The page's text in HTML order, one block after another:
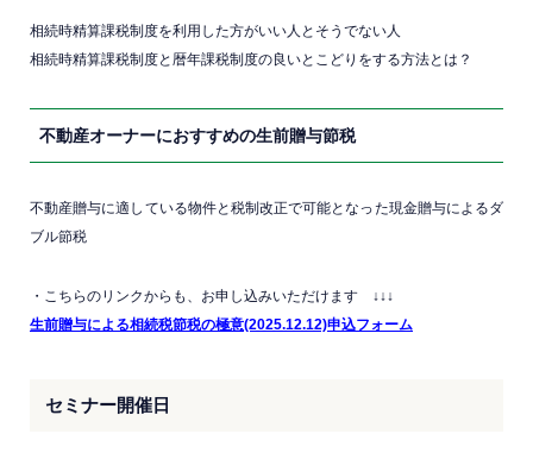
相続時精算課税制度を利用した方がいい人とそうでない人
相続時精算課税制度と暦年課税制度の良いとこどりをする方法とは？
不動産オーナーにおすすめの生前贈与節税
不動産贈与に適している物件と税制改正で可能となった現金贈与によるダ
ブル節税
・こちらのリンクからも、お申し込みいただけます ↓↓↓
生前贈与による相続税節税の極意(2025.12.12)申込フォーム
セミナー開催日